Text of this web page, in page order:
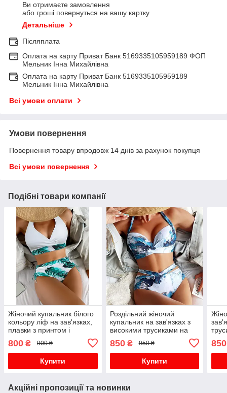
Ви отримаєте замовлення
або гроші повернуться на вашу картку
Детальніше
Післяплата
Оплата на карту Приват Банк 5169335105959189 ФОП
Мельник Інна Михайлівна
Оплата на карту Приват Банк 5169335105959189
Мельник Інна Михайлівна
Всі умови оплати
Умови повернення
Повернення товару впродовж 14 днів за рахунок покупця
Всі умови повернення
Подібні товари компанії
Жіночий купальник білого
кольору ліф на зав'язках,
плавки з принтом і
800 ₴ 900 ₴
Купити
Роздільний жіночий
купальник на зав'язках з
високими трусиками на
850₴ 950 ₴
Купити
850
Акційні пропозиції та новинки